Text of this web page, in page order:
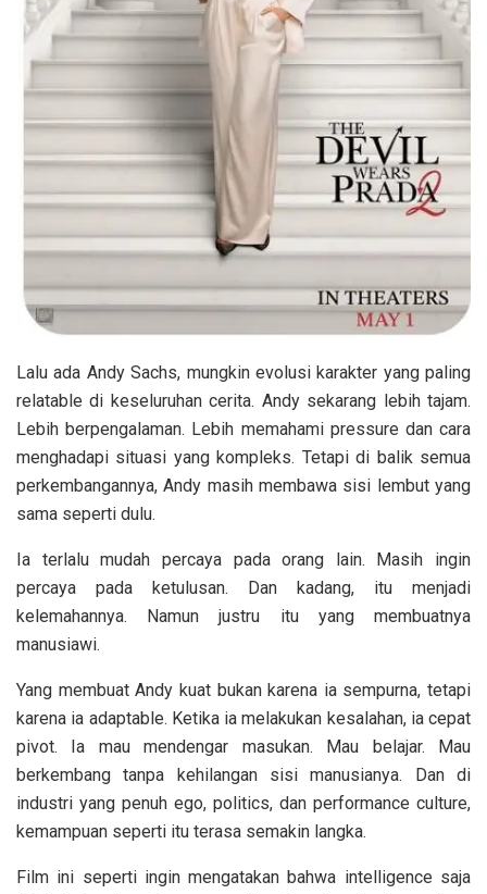
Lalu ada Andy Sachs, mungkin evolusi karakter yang paling
relatable di keseluruhan cerita. Andy sekarang lebih tajam.
Lebih berpengalaman. Lebih memahami pressure dan cara
menghadapi situasi yang kompleks. Tetapi di balik semua
perkembangannya, Andy masih membawa sisi lembut yang
sama seperti dulu.
Ia terlalu mudah percaya pada orang lain. Masih ingin
percaya pada ketulusan. Dan kadang, itu menjadi
kelemahannya. Namun justru itu yang membuatnya
manusiawi.
Yang membuat Andy kuat bukan karena ia sempurna, tetapi
karena ia adaptable. Ketika ia melakukan kesalahan, ia cepat
pivot. Ia mau mendengar masukan. Mau belajar. Mau
berkembang tanpa kehilangan sisi manusianya. Dan di
industri yang penuh ego, politics, dan performance culture,
kemampuan seperti itu terasa semakin langka.
Film ini seperti ingin mengatakan bahwa intelligence saja